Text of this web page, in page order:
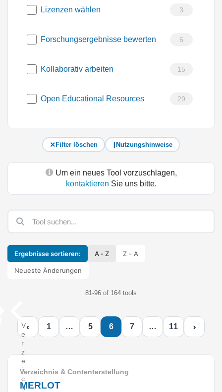
Lizenzen wählen 3
Forschungsergebnisse bewerten 6
Kollaborativ arbeiten 15
Open Educational Resources 29
Filter löschen Nutzungshinweise
Um ein neues Tool vorzuschlagen,
kontaktieren Sie uns bitte.
Ergebnisse sortieren: A - Z Z - A
Neueste Änderungen
81-96 of 164 tools
V
e
r
z
e
i
c
h
‹ 1 … 5 6 7 … 11 ›
Verzeichnis & Contenterstellung
MERLOT